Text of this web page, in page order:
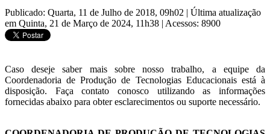
Publicado: Quarta, 11 de Julho de 2018, 09h02 | Última atualização
em Quinta, 21 de Março de 2024, 11h38 | Acessos: 8900
Caso deseje saber mais sobre nosso trabalho, a equipe da
Coordenadoria de Produção de Tecnologias Educacionais está à
disposição. Faça contato conosco utilizando as informações
fornecidas abaixo para obter esclarecimentos ou suporte necessário.